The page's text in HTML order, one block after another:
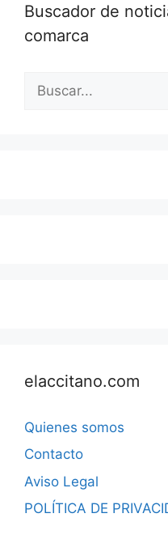
Buscador de
comarca
elaccitano.com
Quienes somos
Contacto
Aviso Legal
POLÍTICA DE